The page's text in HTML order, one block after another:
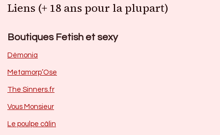
Liens (+ 18 ans pour la plupart)
Boutiques Fetish et sexy
Dèmonia
Metamorp’Ose
The Sinners.fr
Vous Monsieur
Le poulpe câlin